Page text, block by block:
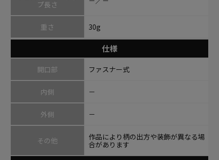
プ長さ
重さ 30g
仕様
開口部 ファスナー式
内側 －
外側 －
その他
作品により柄の出方や装飾が異なる場
合があります